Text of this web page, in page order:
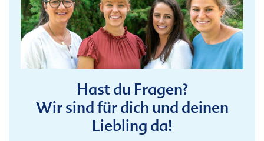
Hast du Fragen?
Wir sind für dich und deinen
Liebling da!